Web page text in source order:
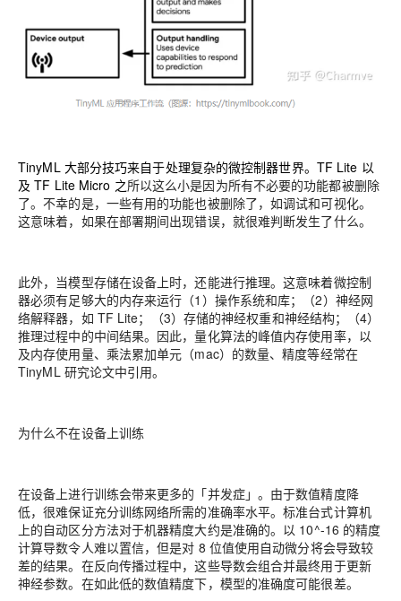
TinyML 大部分技巧来自于处理复杂的微控制器世界。TF Lite 以
及 TF Lite Micro 之所以这么小是因为所有不必要的功能都被删除
了。不幸的是，一些有用的功能也被删除了，如调试和可视化。
这意味着，如果在部署期间出现错误，就很难判断发生了什么。
此外，当模型存储在设备上时，还能进行推理。这意味着微控制
器必须有足够大的内存来运行（1）操作系统和库；（2）神经网
络解释器，如 TF Lite；（3）存储的神经权重和神经结构；（4）
推理过程中的中间结果。因此，量化算法的峰值内存使用率，以
及内存使用量、乘法累加单元（mac）的数量、精度等经常在
TinyML 研究论文中引用。
为什么不在设备上训练
在设备上进行训练会带来更多的「并发症」。由于数值精度降
低，很难保证充分训练网络所需的准确率水平。标准台式计算机
上的自动区分方法对于机器精度大约是准确的。以 10^-16 的精度
计算导数令人难以置信，但是对 8 位值使用自动微分将会导致较
差的结果。在反向传播过程中，这些导数会组合并最终用于更新
神经参数。在如此低的数值精度下，模型的准确度可能很差。